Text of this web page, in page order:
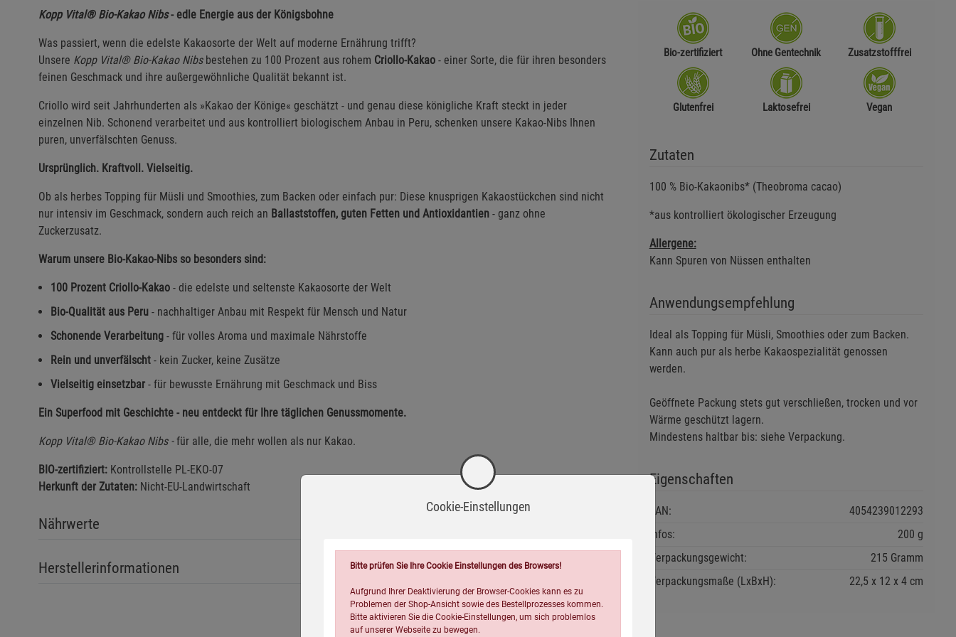
Kopp Vital® Bio-Kakao Nibs- edle Energie aus der Königsbohne
Was passiert, wenn die edelste Kakaosorte der Welt auf moderne Ernährung trifft?
Unsere Kopp Vital® Bio-Kakao Nibsbestehen zu 100 Prozent aus rohem Criollo-Kakao - einer Sorte, die für ihren besonders
feinen Geschmack und ihre außergewöhnliche Qualität bekannt ist.
Criollo wird seit Jahrhunderten als »Kakao der Könige« geschätzt - und genau diese königliche Kraft steckt in jeder
einzelnen Nib. Schonend verarbeitet und aus kontrolliert biologischem Anbau in Peru, schenken unsere Kakao-Nibs Ihnen
puren, unverfälschten Genuss.
Ursprünglich. Kraftvoll. Vielseitig.
Ob als herbes Topping für Müsli und Smoothies, zum Backen oder einfach pur: Diese knusprigen Kakaostückchen sind nicht
nur intensiv im Geschmack, sondern auch reich an Ballaststoffen, guten Fetten und Antioxidantien - ganz ohne
Zuckerzusatz.
Warum unsere Bio-Kakao-Nibs so besonders sind:
100 Prozent Criollo-Kakao - die edelste und seltenste Kakaosorte der Welt
Bio-Qualität aus Peru - nachhaltiger Anbau mit Respekt für Mensch und Natur
Schonende Verarbeitung - für volles Aroma und maximale Nährstoffe
Rein und unverfälscht - kein Zucker, keine Zusätze
Vielseitig einsetzbar - für bewusste Ernährung mit Geschmack und Biss
Ein Superfood mit Geschichte - neu entdeckt für Ihre täglichen Genussmomente.
Kopp Vital® Bio-Kakao Nibs-für alle, die mehr wollen als nur Kakao.
BIO-zertifiziert: Kontrollstelle PL-EKO-07
Herkunft der Zutaten: Nicht-EU-Landwirtschaft
Nährwerte
Herstellerinformationen
Bio-zertifiziert Ohne Gentechnik Zusatzstofffrei
Glutenfrei Laktosefrei Vegan
Zutaten
100 % Bio-Kakaonibs* (Theobroma cacao)
*aus kontrolliert ökologischer Erzeugung
Allergene:
Kann Spuren von Nüssen enthalten
Anwendungsempfehlung
Ideal als Topping für Müsli, Smoothies oder zum Backen.
Kann auch pur als herbe Kakaospezialität genossen
werden.
Geöffnete Packung stets gut verschließen, trocken und vor
Wärme geschützt lagern.
Mindestens haltbar bis: siehe Verpackung.
Eigenschaften
EAN:
4054239012293
Infos:
200 g
Verpackungsgewicht:
215 Gramm
Verpackungsmaße (LxBxH):
22,5 12 4cm
Cookie-Einstellungen
Bitte prüfen Sie Ihre Cookie Einstellungen des Browsers!
Aufgrund Ihrer Deaktivierung der Browser-Cookies kann es zu
Problemen der Shop-Ansicht sowie des Bestellprozesses kommen.
Bitte aktivieren Sie die Cookie-Einstellungen, um sich problemlos
auf unserer Webseite zu bewegen.